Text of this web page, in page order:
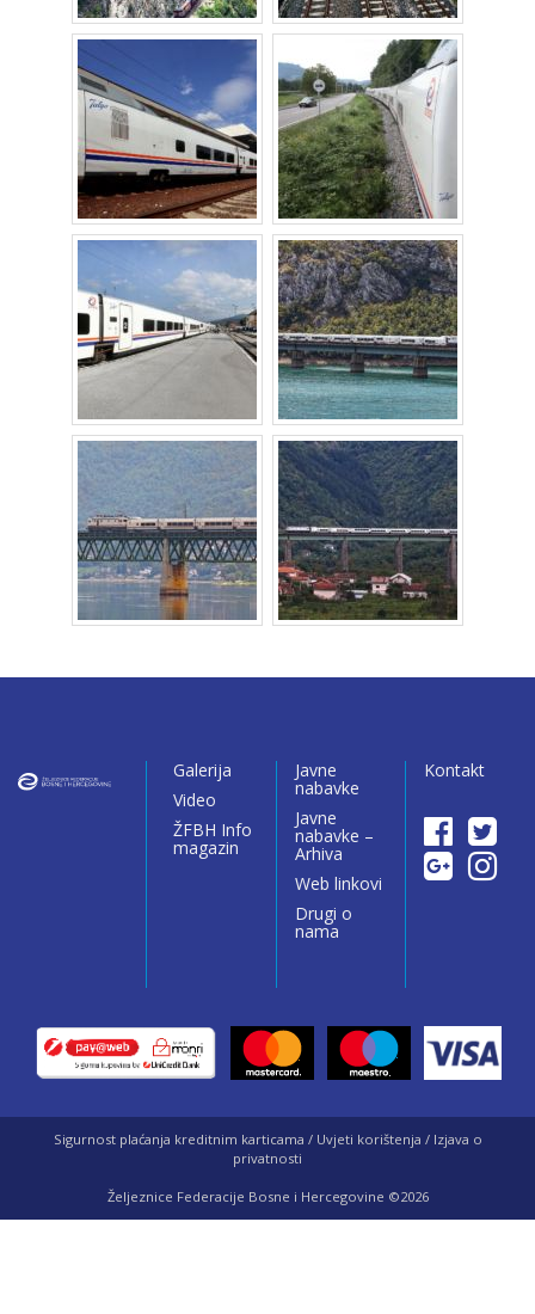
Galerija
Video
ŽFBH Info
magazin
Javne
nabavke
Javne
nabavke –
Arhiva
Web linkovi
Drugi o
nama
Kontakt
Sigurnost plaćanja kreditnim karticama / Uvjeti korištenja / Izjava o
privatnosti
Željeznice Federacije Bosne i Hercegovine ©2026